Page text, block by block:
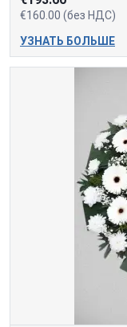
€160.00 (без НДС)
УЗНАТЬ БОЛЬШЕ